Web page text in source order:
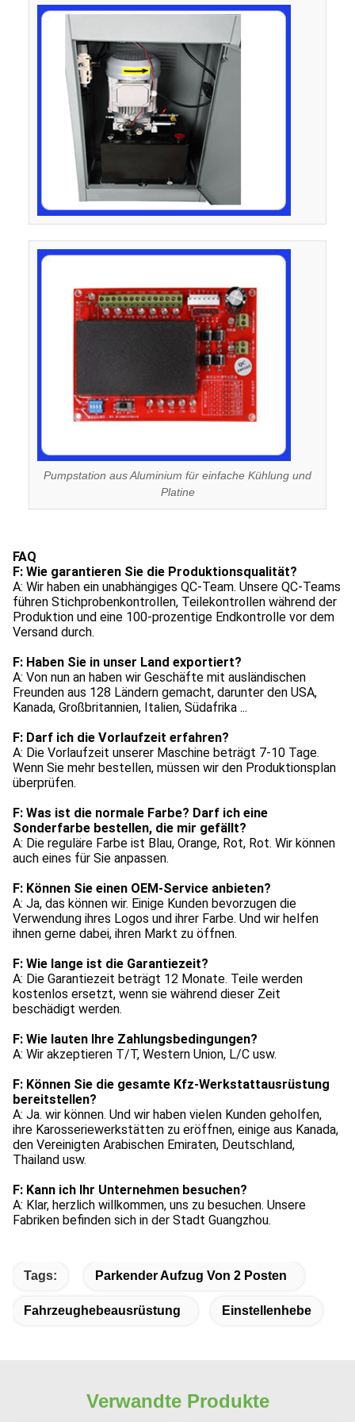
Pumpstation aus Aluminium für einfache Kühlung und
Platine
FAQ
F: Wie garantieren Sie die Produktionsqualität?
A: Wir haben ein unabhängiges QC-Team. Unsere QC-Teams
führen Stichprobenkontrollen, Teilekontrollen während der
Produktion und eine 100-prozentige Endkontrolle vor dem
Versand durch.
F: Haben Sie in unser Land exportiert?
A: Von nun an haben wir Geschäfte mit ausländischen
Freunden aus 128 Ländern gemacht, darunter den USA,
Kanada, Großbritannien, Italien, Südafrika ...
F: Darf ich die Vorlaufzeit erfahren?
A: Die Vorlaufzeit unserer Maschine beträgt 7-10 Tage.
Wenn Sie mehr bestellen, müssen wir den Produktionsplan
überprüfen.
F: Was ist die normale Farbe? Darf ich eine
Sonderfarbe bestellen, die mir gefällt?
A: Die reguläre Farbe ist Blau, Orange, Rot, Rot. Wir können
auch eines für Sie anpassen.
F: Können Sie einen OEM-Service anbieten?
A: Ja, das können wir. Einige Kunden bevorzugen die
Verwendung ihres Logos und ihrer Farbe. Und wir helfen
ihnen gerne dabei, ihren Markt zu öffnen.
F: Wie lange ist die Garantiezeit?
A: Die Garantiezeit beträgt 12 Monate. Teile werden
kostenlos ersetzt, wenn sie während dieser Zeit
beschädigt werden.
F: Wie lauten Ihre Zahlungsbedingungen?
A: Wir akzeptieren T/T, Western Union, L/C usw.
F: Können Sie die gesamte Kfz-Werkstattausrüstung
bereitstellen?
A: Ja. wir können. Und wir haben vielen Kunden geholfen,
ihre Karosseriewerkstätten zu eröffnen, einige aus Kanada,
den Vereinigten Arabischen Emiraten, Deutschland,
Thailand usw.
F: Kann ich Ihr Unternehmen besuchen?
A: Klar, herzlich willkommen, uns zu besuchen. Unsere
Fabriken befinden sich in der Stadt Guangzhou.
Tags: Parkender Aufzug Von 2 Posten
Fahrzeughebeausrüstung Einstellenhebe
Verwandte Produkte